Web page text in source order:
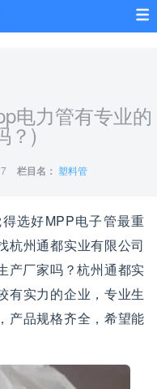
电力管有专业的
？)
7 栏目名： 塑料管
选好MPP电子管最重
杭州通都实业有限公司
产厂家吗？杭州通都实
有实力的企业，专业生
产品规格齐全，希望能